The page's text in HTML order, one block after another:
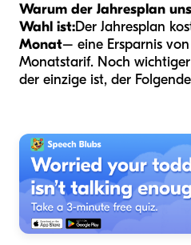
Warum der Jahresplan
Wahl ist:Der Jahresplan
Monat– eine Ersparnis
Monatstarif. Noch
der einzige ist, der